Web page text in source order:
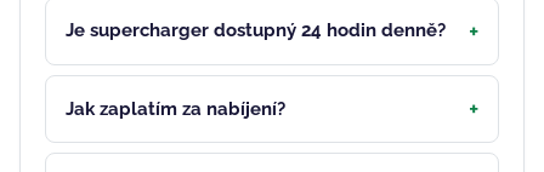
Je supercharger dostupný 24 hodin denně?
Jak zaplatím za nabíjení?